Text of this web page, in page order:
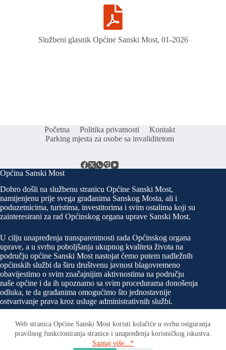
Web stranica Općine Sanski Most koristi kolačiće u svrhu osiguranja
pravilnog funkcioniranja stranice i unapređenja korisničkog iskustva.
Saznaj više...*
Službeni glasnik Općine Sanski Most, 01-2026
Početna Politika privatnosti
Kontakt
Parking mjesta za osobe sa invaliditetom
Općina Sanski Most
Dobro došli na službenu stranicu Općine Sanski Most,
namijenjenu prije svega građanima Sanskog Mosta, ali i
poduzetnicima, turistima, investitorima i svim ostalima koji su
zainteresirani za rad Općinskog organa uprave Sanski Most.
U cilju unapređenja transparentnosti rada Općinskog organa
uprave, a u svrhu poboljšanja ukupnog kvaliteta života na
području općine Sanski Most nastojat ćemo putem nadležnih
općinskih službi da širu društvenu javnost blagovremeno
obavijestimo o svim značajnijim aktivnostima na području
naše općine i da ih upoznamo sa svim procedurama donošenja
odluka, te da građanima omogućimo što jednostavnije
ostvarivanje prava kroz usluge administrativnih službi.
Kontakt